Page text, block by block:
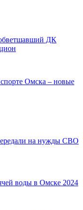
ДК
Омска – новые
на нужды СВО
воды в Омске 2024